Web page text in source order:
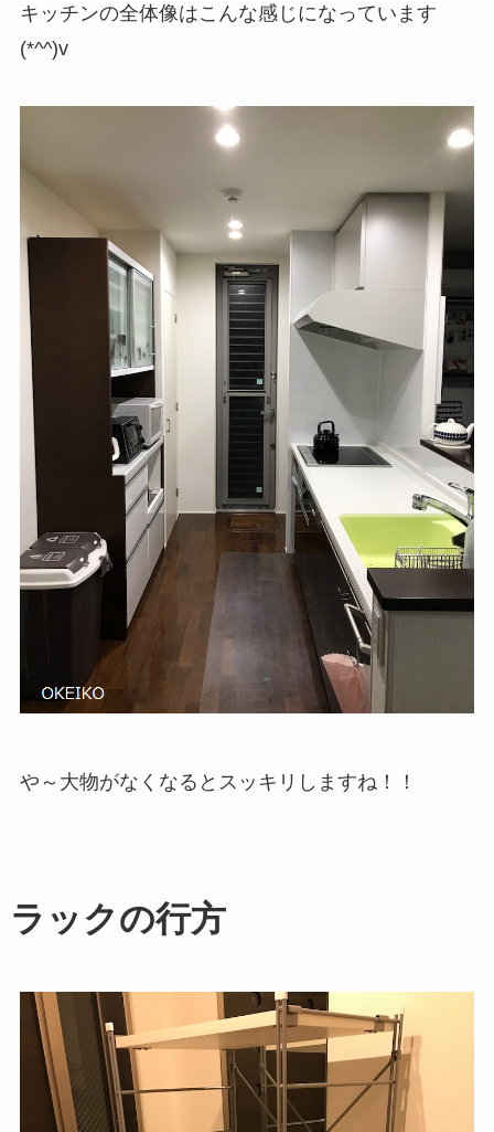
キッチンの全体像はこんな感じになっています
(*^^)v
や～大物がなくなるとスッキリしますね！！
ラックの行方